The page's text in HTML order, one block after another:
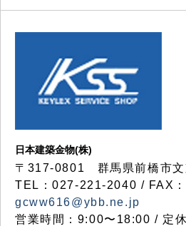
日本建築金物(株)
〒317‐0801 群馬県前橋市
TEL：027-221-2040 / FAX
gcww616@ybb.ne.jp
営業時間：9:00〜18:00 / 定